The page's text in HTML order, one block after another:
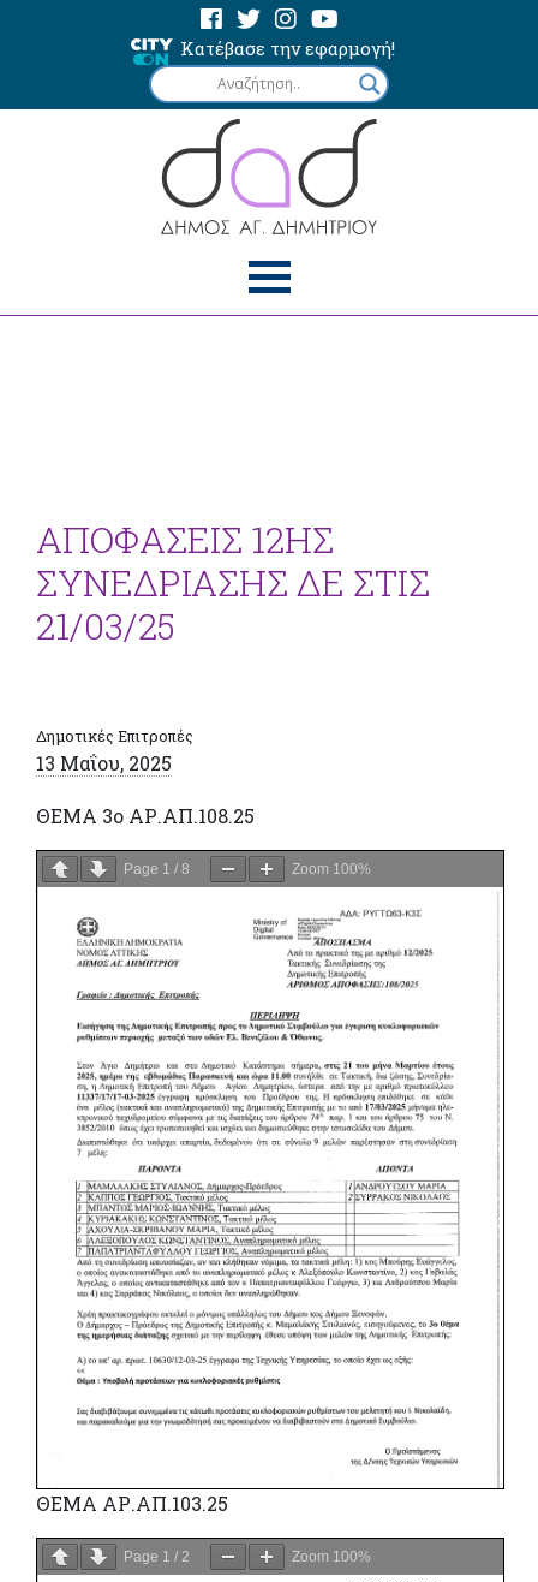
Κατέβασε την εφαρμογή!
ΑΠΟΦΑΣΕΙΣ 12ΗΣ
ΣΥΝΕΔΡΙΑΣΗΣ ΔΕ ΣΤΙΣ
21/03/25
Δημοτικές Επιτροπές
13 Μαΐου, 2025
ΘΕΜΑ 3ο ΑΡ.ΑΠ.108.25
Page 1 / 8 Zoom 100%
ΘΕΜΑ ΑΡ.ΑΠ.103.25
Page 1 / 2 Zoom 100%